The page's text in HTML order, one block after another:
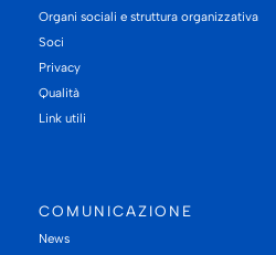
Organi sociali e struttura organizzativa
Soci
Privacy
Qualità
Link utili
COMUNICAZIONE
News